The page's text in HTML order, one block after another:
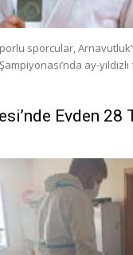
sporcular,
ay-
Evden 28